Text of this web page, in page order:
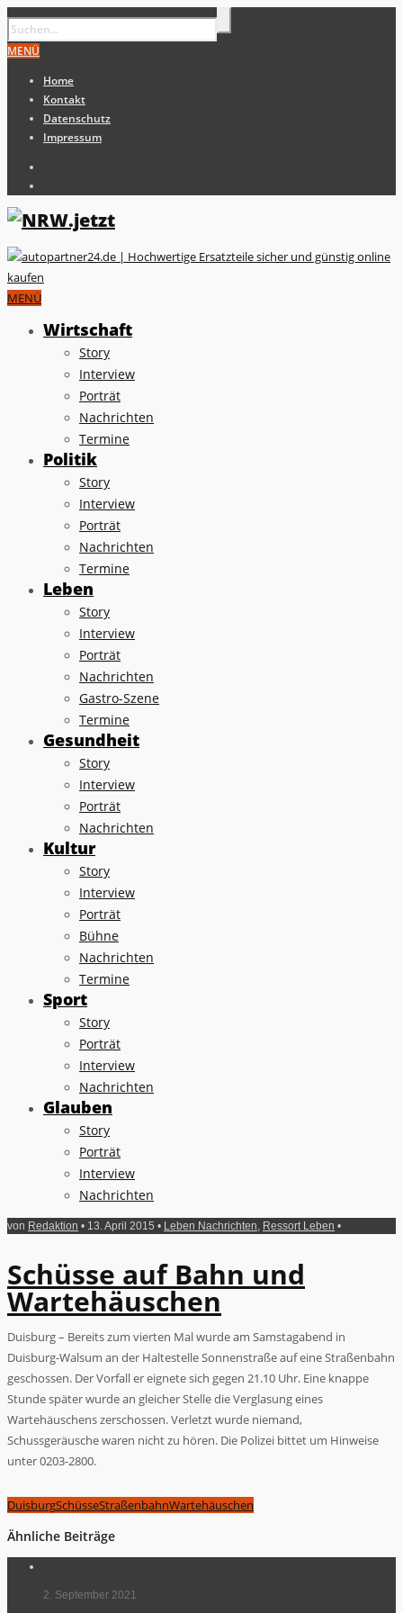
MENÜ
Home
Kontakt
Datenschutz
Impressum
MENÜ
Wirtschaft
Story
Interview
Porträt
Nachrichten
Termine
Politik
Story
Interview
Porträt
Nachrichten
Termine
Leben
Story
Interview
Porträt
Nachrichten
Gastro-Szene
Termine
Gesundheit
Story
Interview
Porträt
Nachrichten
Kultur
Story
Interview
Porträt
Bühne
Nachrichten
Termine
Sport
Story
Porträt
Interview
Nachrichten
Glauben
Story
Porträt
Interview
Nachrichten
von Redaktion • 13. April 2015 • Leben Nachrichten Ressort Leben •
Schüsse auf Bahn und
Wartehäuschen
Duisburg – Bereits zum vierten Mal wurde am Samstagabend in
Duisburg-Walsum an der Haltestelle Sonnenstraße auf eine Straßenbahn
geschossen. Der Vorfall er eignete sich gegen 21.10 Uhr. Eine knappe
Stunde später wurde an gleicher Stelle die Verglasung eines
Wartehäuschens zerschossen. Verletzt wurde niemand,
Schussgeräusche waren nicht zu hören. Die Polizei bittet um Hinweise
unter 0203-2800.
DuisburgSchüsseStraßenbahnWartehäuschen
Ähnliche Beiträge
2. September 2021